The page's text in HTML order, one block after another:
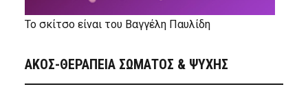
Το σκίτσο είναι του Βαγγέλη Παυλίδη
ΑΚΟΣ-ΘΕΡΑΠΕΙΑ ΣΩΜΑΤΟΣ & ΨΥΧΗΣ